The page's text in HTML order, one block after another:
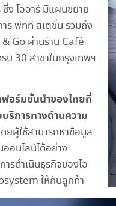
ง โออาร์ มีแผนขยาย
าร พีทีที สเตชั่น รวมถึง
Go ผ่านร้าน Café
บ 30 สาขาในกรุงเทพฯ
อร์มชั้นนำของไทยที่
ริการทางด้านความ
ดยผู้ใช้สามารถหาข้อมูล
ออนไลน์ได้อย่าง
รดำเนินธุรกิจของโอ
ให้กับลูกค้า